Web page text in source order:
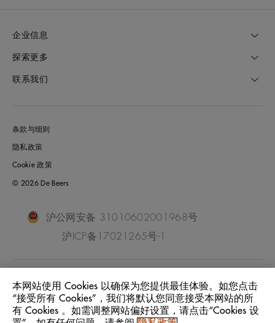
企业信息
探索更多
联系我们
条款与细则
隐私政策
Cookie 政策
© 2026 De Beers
沪公网安备 31010602001968号
沪ICP备17021265号-1
位置: China Mainland
语言: 中文
本网站使用 Cookies 以确保为您提供最佳体验。如您点击
“接受所有 Cookies”，我们将默认您同意接受本网站的所
有 Cookies 。如需调整网站偏好设置，请点击“Cookies 设